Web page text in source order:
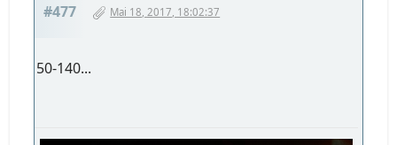
#477 Mai 18, 2017, 18:02:37
50-140...